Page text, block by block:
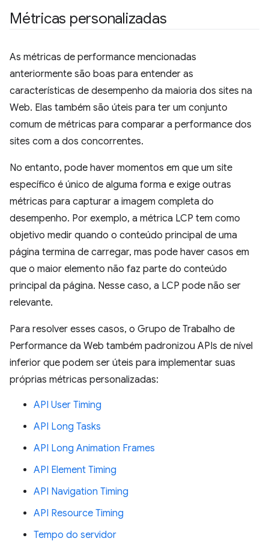
Métricas personalizadas
As métricas de performance mencionadas
anteriormente são boas para entender as
características de desempenho da maioria dos sites na
Web. Elas também são úteis para ter um conjunto
comum de métricas para comparar a performance dos
sites com a dos concorrentes.
No entanto, pode haver momentos em que um site
específico é único de alguma forma e exige outras
métricas para capturar a imagem completa do
desempenho. Por exemplo, a métrica LCP tem como
objetivo medir quando o conteúdo principal de uma
página termina de carregar, mas pode haver casos em
que o maior elemento não faz parte do conteúdo
principal da página. Nesse caso, a LCP pode não ser
relevante.
Para resolver esses casos, o Grupo de Trabalho de
Performance da Web também padronizou APIs de nível
inferior que podem ser úteis para implementar suas
próprias métricas personalizadas:
API User Timing
API Long Tasks
API Long Animation Frames
API Element Timing
API Navigation Timing
API Resource Timing
Tempo do servidor